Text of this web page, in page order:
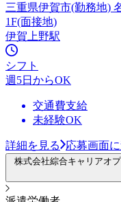
三重県伊賀市(勤務地)
1F(面接地)
伊賀上野駅
シフト
週5日からOK
交通費支給
未経験OK
詳細を見る 応募画面
株式会社綜合キャリアオ